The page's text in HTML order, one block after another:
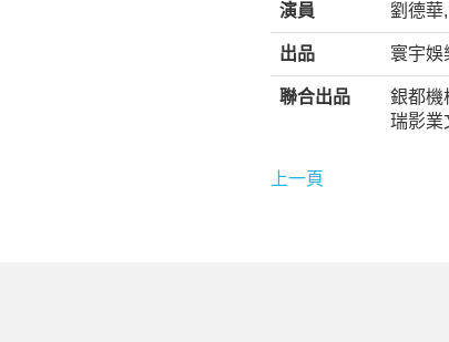
演員 劉德華
出品 寰宇娛
聯合出品
銀都機
瑞影業
上一頁